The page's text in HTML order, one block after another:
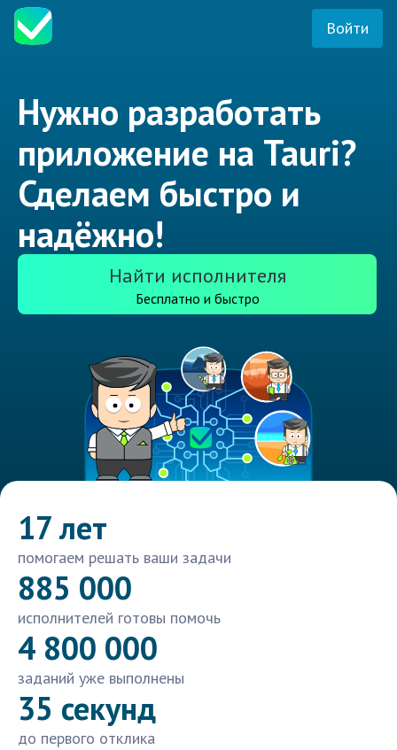
Войти
Нужно разработать
приложение на Tauri?
Сделаем быстро и
надёжно!
Найти исполнителя
Бесплатно и быстро
17 лет
помогаем решать ваши задачи
885 000
исполнителей готовы помочь
4 800 000
заданий уже выполнены
35 секунд
до первого отклика